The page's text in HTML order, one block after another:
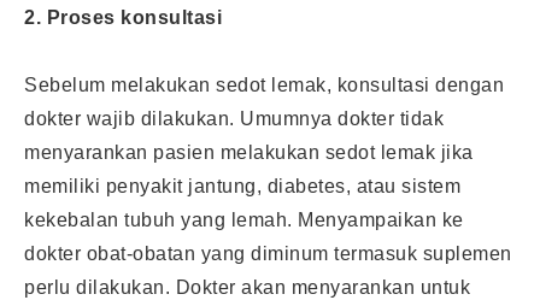
2. Proses konsultasi
Sebelum melakukan sedot lemak, konsultasi dengan
dokter wajib dilakukan. Umumnya dokter tidak
menyarankan pasien melakukan sedot lemak jika
memiliki penyakit jantung, diabetes, atau sistem
kekebalan tubuh yang lemah. Menyampaikan ke
dokter obat-obatan yang diminum termasuk suplemen
perlu dilakukan. Dokter akan menyarankan untuk